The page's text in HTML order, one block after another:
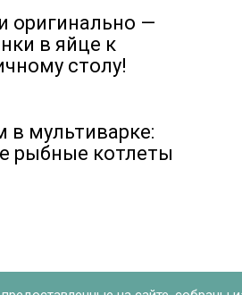
оригинально —
в яйце к
столу!
в мультиварке:
рыбные котлеты